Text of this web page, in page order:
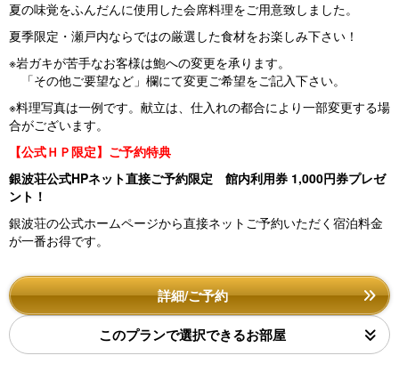
夏の味覚をふんだんに使用した会席料理をご用意致しました。
夏季限定・瀬戸内ならではの厳選した食材をお楽しみ下さい！
※岩ガキが苦手なお客様は鮑への変更を承ります。
「その他ご要望など」欄にて変更ご希望をご記入下さい。
※料理写真は一例です。献立は、仕入れの都合により一部変更する場
合がございます。
【公式ＨＰ限定】ご予約特典
銀波荘公式HPネット直接ご予約限定 館内利用券 1,000円券プレゼ
ント！
銀波荘の公式ホームページから直接ネットご予約いただく宿泊料金
が一番お得です。
詳細/ご予約
このプランで選択できるお部屋